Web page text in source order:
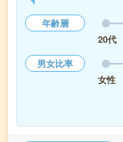
年齢層
20代
男女比率
女性